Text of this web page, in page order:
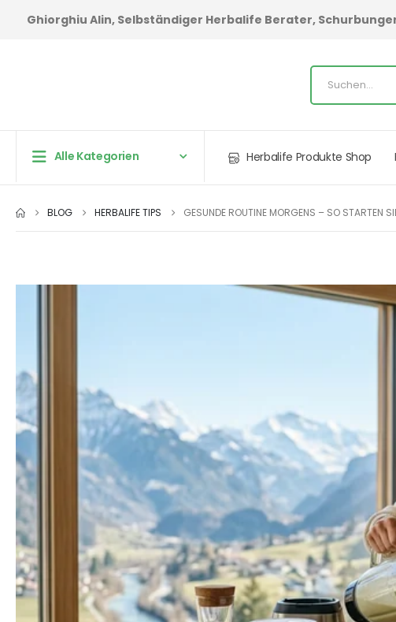
Ghiorghiu Alin, Selbständiger Herbalife Berater,
Alle Kategorien Herbalife Produkte Shop
BLOG HERBALIFE TIPS GESUNDE ROUTINE MORGENS – SO STARTEN